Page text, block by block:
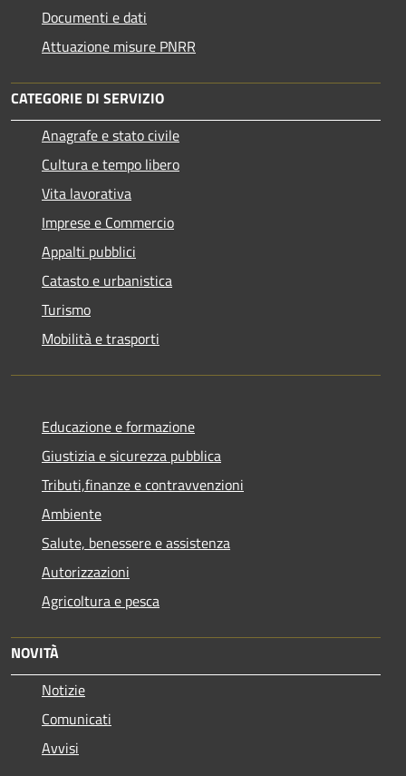
Documenti e dati
Attuazione misure PNRR
CATEGORIE DI SERVIZIO
Anagrafe e stato civile
Cultura e tempo libero
Vita lavorativa
Imprese e Commercio
Appalti pubblici
Catasto e urbanistica
Turismo
Mobilità e trasporti
Educazione e formazione
Giustizia e sicurezza pubblica
Tributi,finanze e contravvenzioni
Ambiente
Salute, benessere e assistenza
Autorizzazioni
Agricoltura e pesca
NOVITÀ
Notizie
Comunicati
Avvisi